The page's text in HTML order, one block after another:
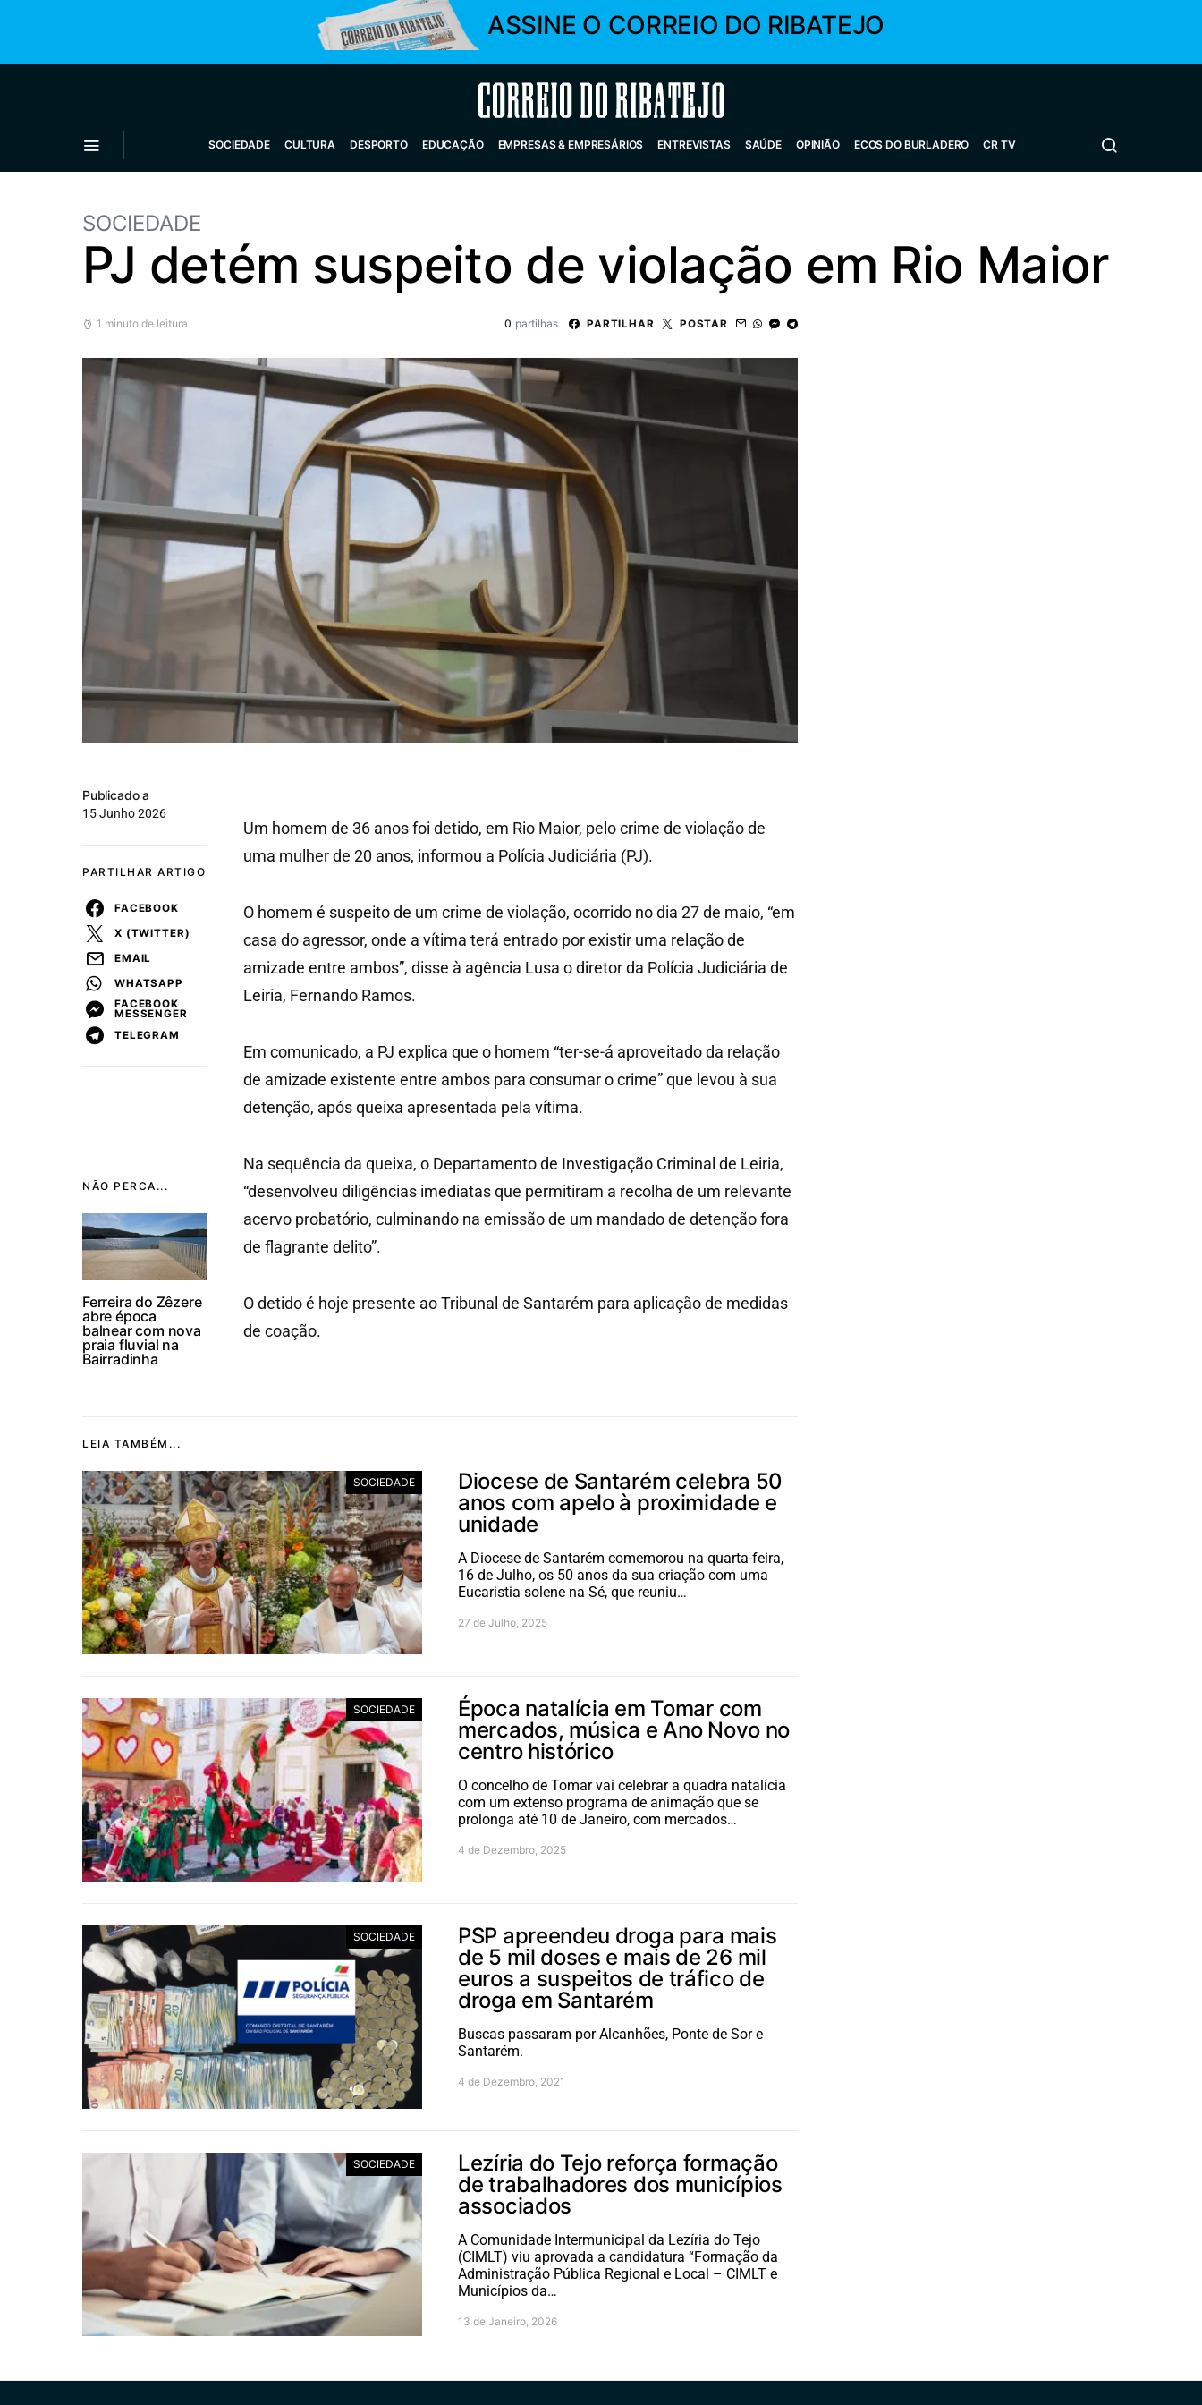
ASSINE O CORREIO DO RIBATEJO
Correio do Ribatejo
SOCIEDADE CULTURA DESPORTO EDUCAÇÃO EMPRESAS & EMPRESÁRIOS ENTREVISTAS SAÚDE OPINIÃO ECOS DO BURLADERO CR TV
SOCIEDADE
PJ detém suspeito de violação em Rio Maior
1 minuto de leitura 0 partilhas PARTILHAR POSTAR
NÃO PERCA...
Ferreira do Zêzere
abre época
balnear com nova
praia fluvial na
Bairradinha
Publicado a
15 Junho 2026
PARTILHAR ARTIGO
FACEBOOK
X (TWITTER)
EMAIL
WHATSAPP
FACEBOOK
MESSENGER
TELEGRAM
Um homem de 36 anos foi detido, em Rio Maior, pelo crime de violação de
uma mulher de 20 anos, informou a Polícia Judiciária (PJ).
O homem é suspeito de um crime de violação, ocorrido no dia 27 de maio, “em
casa do agressor, onde a vítima terá entrado por existir uma relação de
amizade entre ambos”, disse à agência Lusa o diretor da Polícia Judiciária de
Leiria, Fernando Ramos.
Em comunicado, a PJ explica que o homem “ter-se-á aproveitado da relação
de amizade existente entre ambos para consumar o crime” que levou à sua
detenção, após queixa apresentada pela vítima.
Na sequência da queixa, o Departamento de Investigação Criminal de Leiria,
“desenvolveu diligências imediatas que permitiram a recolha de um relevante
acervo probatório, culminando na emissão de um mandado de detenção fora
de flagrante delito”.
O detido é hoje presente ao Tribunal de Santarém para aplicação de medidas
de coação.
LEIA TAMBÉM...
SOCIEDADE
Diocese de Santarém celebra 50
anos com apelo à proximidade e
unidade
A Diocese de Santarém comemorou na quarta-feira,
16 de Julho, os 50 anos da sua criação com uma
Eucaristia solene na Sé, que reuniu…
27 de Julho, 2025
SOCIEDADE
Época natalícia em Tomar com
mercados, música e Ano Novo no
centro histórico
O concelho de Tomar vai celebrar a quadra natalícia
com um extenso programa de animação que se
prolonga até 10 de Janeiro, com mercados…
4 de Dezembro, 2025
SOCIEDADE
PSP apreendeu droga para mais
de 5 mil doses e mais de 26 mil
euros a suspeitos de tráfico de
droga em Santarém
Buscas passaram por Alcanhões, Ponte de Sor e
Santarém.
4 de Dezembro, 2021
SOCIEDADE
Lezíria do Tejo reforça formação
de trabalhadores dos municípios
associados
A Comunidade Intermunicipal da Lezíria do Tejo
(CIMLT) viu aprovada a candidatura “Formação da
Administração Pública Regional e Local – CIMLT e
Municípios da…
13 de Janeiro, 2026